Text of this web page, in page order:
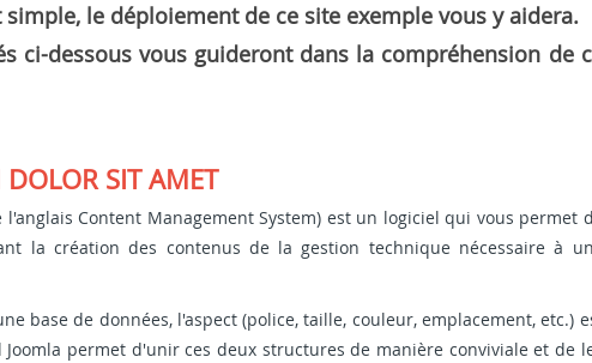
le déploiement de ce site exemple vous y aidera.
ci-dessous vous guideront dans la compréhension de
SIT AMET
l'anglais Content Management System) est un logiciel qui vous permet
la création des contenus de la gestion technique nécessaire à
base de données, l'aspect (police, taille, couleur, emplacement, etc.)
permet d'unir ces deux structures de manière conviviale et de